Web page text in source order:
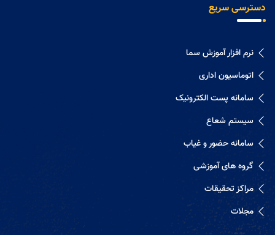
دسترسی سریع
نرم افزار آموزش سما
اتوماسیون اداری
سامانه پست الکترونیک
سیستم شعاع
سامانه حضور و غیاب
گروه های آموزشی
مراکز تحقیقات
مجلات